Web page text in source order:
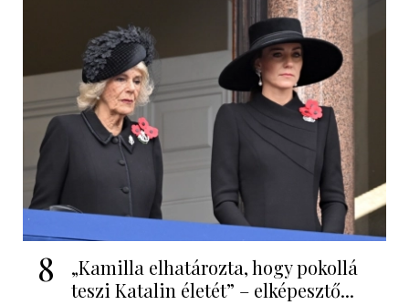
8
„Kamilla elhatározta, hogy pokollá
teszi Katalin életét” – elképesztő...